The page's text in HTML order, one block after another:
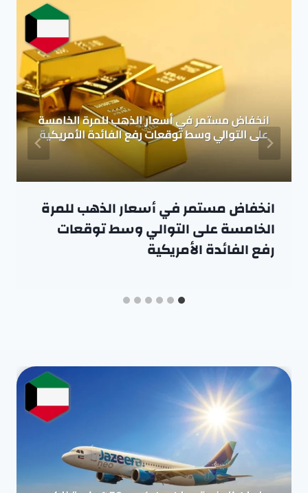
انخفاض مستمر في أسعار الذهب للمرة
الخامسة على التوالي وسط توقعات
رفع الفائدة الأمريكية